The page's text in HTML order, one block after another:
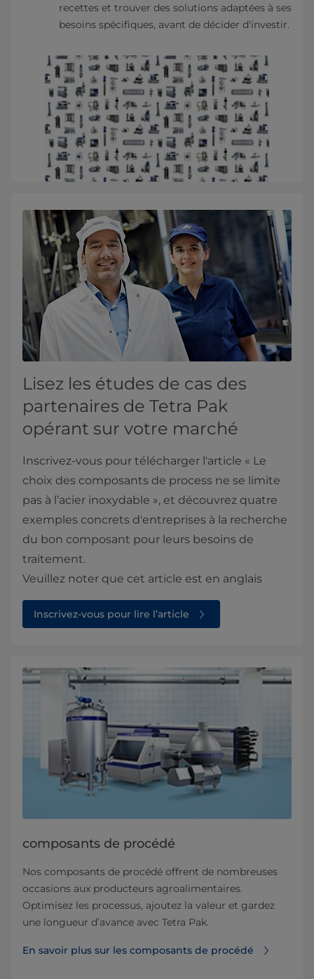
recettes et trouver des solutions adaptées à ses
besoins spécifiques, avant de décider d'investir.
Lisez les études de cas des
partenaires de Tetra Pak
opérant sur votre marché
Inscrivez-vous pour télécharger l'article « Le
choix des composants de process ne se limite
pas à l’acier inoxydable », et découvrez quatre
exemples concrets d'entreprises à la recherche
du bon composant pour leurs besoins de
traitement.
Veuillez noter que cet article est en anglais
Inscrivez-vous pour lire l’article
composants de procédé
Nos composants de procédé offrent de nombreuses
occasions aux producteurs agroalimentaires.
Optimisez les processus, ajoutez la valeur et gardez
une longueur d’avance avec Tetra Pak.
En savoir plus sur les composants de procédé